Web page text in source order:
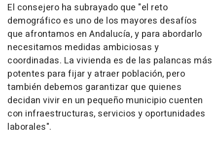
El consejero ha subrayado que "el reto
demográfico es uno de los mayores desafíos
que afrontamos en Andalucía, y para abordarlo
necesitamos medidas ambiciosas y
coordinadas. La vivienda es de las palancas más
potentes para fijar y atraer población, pero
también debemos garantizar que quienes
decidan vivir en un pequeño municipio cuenten
con infraestructuras, servicios y oportunidades
laborales".